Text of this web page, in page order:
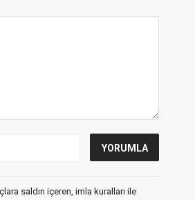
saldırı içeren, imla kuralları ile